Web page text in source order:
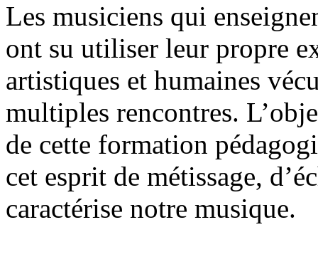
Les musiciens qui
ont su utiliser leur propre
artistiques et humaines
multiples rencontres.
de cette formation
cet esprit de métissage,
caractérise notre musique.